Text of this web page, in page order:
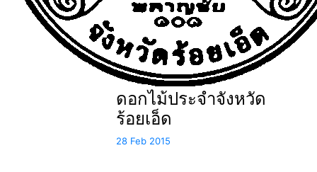
ดอกไม้ประจำจังหวัด
ร้อยเอ็ด
28 Feb 2015